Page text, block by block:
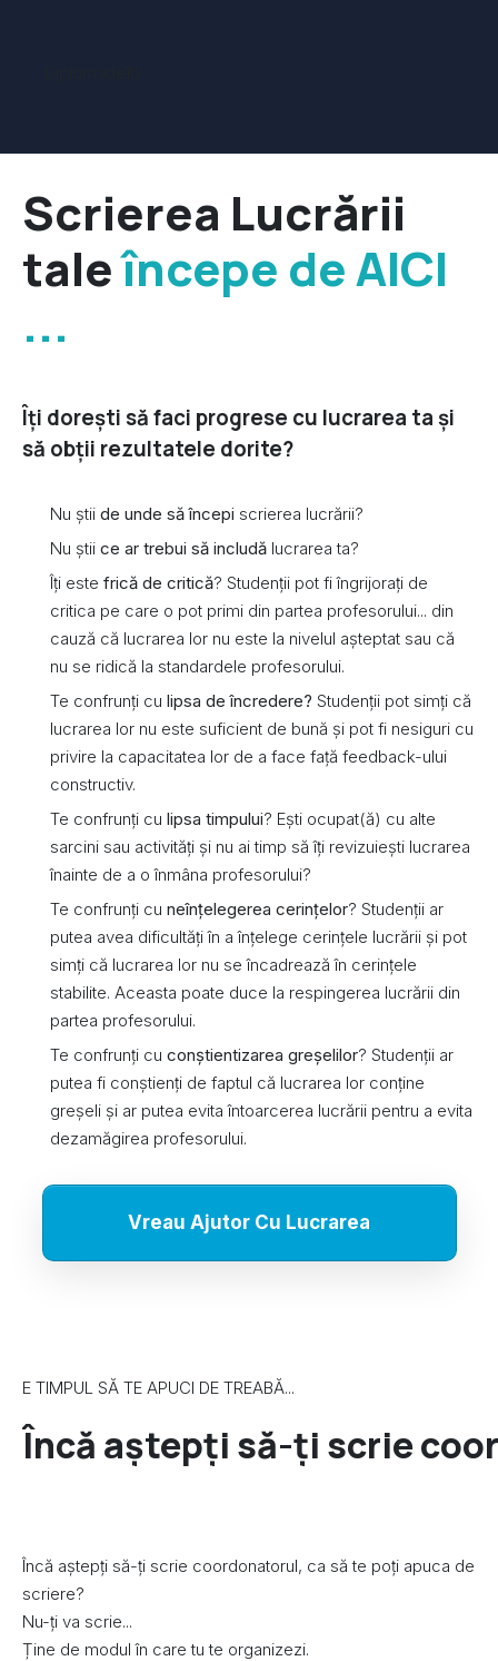
Scrierea Lucrării
taleîncepe de AICI
...
Îți dorești să faci progrese cu lucrarea ta și
să obții rezultatele dorite?
Nu știi de unde să începi scrierea lucrării?
Nu știi ce ar trebui să includă lucrarea ta?
Îți este frică de critică? Studenții pot fi îngrijorați de
critica pe care o pot primi din partea profesorului... din
cauză că lucrarea lor nu este la nivelul așteptat sau că
nu se ridică la standardele profesorului.
Te confrunți cu lipsa de încredere? Studenții pot simți că
lucrarea lor nu este suficient de bună și pot fi nesiguri cu
privire la capacitatea lor de a face față feedback-ului
constructiv.
Te confrunți cu lipsa timpului? Ești ocupat(ă) cu alte
sarcini sau activități și nu ai timp să îți revizuiești lucrarea
înainte de a o înmâna profesorului?
Te confrunți cu neînțelegerea cerințelor? Studenții ar
putea avea dificultăți în a înțelege cerințele lucrării și pot
simți că lucrarea lor nu se încadrează în cerințele
stabilite. Aceasta poate duce la respingerea lucrării din
partea profesorului.
Te confrunți cu conștientizarea greșelilor? Studenții ar
putea fi conștienți de faptul că lucrarea lor conține
greșeli și ar putea evita întoarcerea lucrării pentru a evita
dezamăgirea profesorului.
Vreau Ajutor Cu Lucrarea
E TIMPUL SĂ TE APUCI DE TREABĂ...
Încă aștepți să-ți scrie
Încă aștepți să-ți scrie coordonatorul, ca să te poți apuca de
scriere?
Nu-ți va scrie...
Ține de modul în care tu te organizezi.